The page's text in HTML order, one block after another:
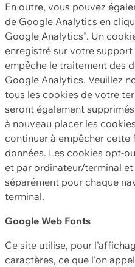
En outre, vous pouvez
de Google Analytics en
Google Analytics". Un
enregistré sur votre support
empêche le traitement des
Google Analytics. Veuillez
tous les cookies de votre
seront également
à nouveau placer les
continuer à empêcher
données. Les cookies opt-
et par ordinateur/terminal
séparément pour chaque
terminal.
Google Web Fonts
Ce site utilise, pour
caractères, ce que l'on